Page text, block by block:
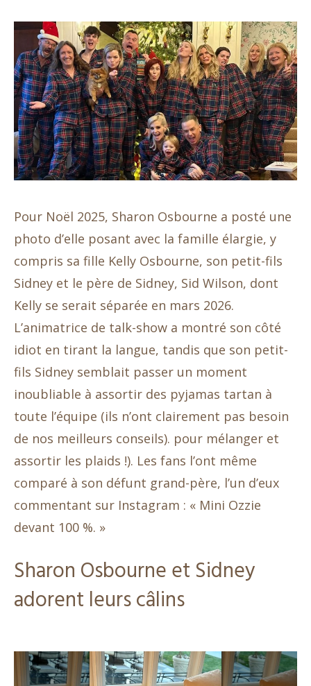
Pour Noël 2025, Sharon Osbourne a posté une
photo d’elle posant avec la famille élargie, y
compris sa fille Kelly Osbourne, son petit-fils
Sidney et le père de Sidney, Sid Wilson, dont
Kelly se serait séparée en mars 2026.
L’animatrice de talk-show a montré son côté
idiot en tirant la langue, tandis que son petit-
fils Sidney semblait passer un moment
inoubliable à assortir des pyjamas tartan à
toute l’équipe (ils n’ont clairement pas besoin
de nos meilleurs conseils). pour mélanger et
assortir les plaids !). Les fans l’ont même
comparé à son défunt grand-père, l’un d’eux
commentant sur Instagram : « Mini Ozzie
devant 100 %. »
Sharon Osbourne et Sidney
adorent leurs câlins